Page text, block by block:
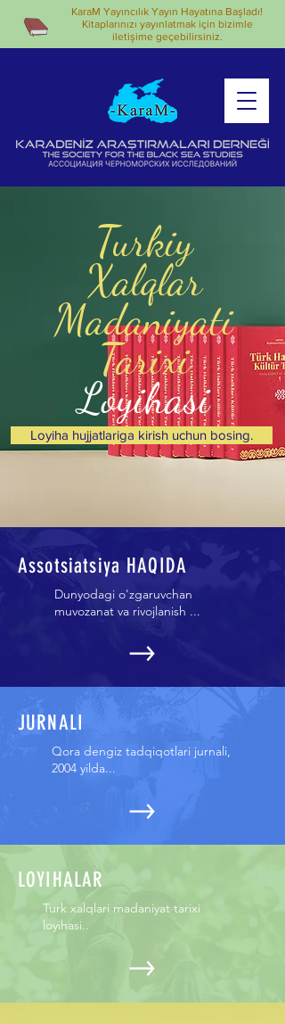
KaraM Yayıncılık Yayın Hayatına Başladı!
Kitaplarınızı yayınlatmak için bizimle
iletişime geçebilirsiniz.
Turkiy
Xalqlar
Madaniyati
Tarixi
Loyihasi
Loyiha hujjatlariga kirish uchun bosing.
Assotsiatsiya HAQIDA
Dunyodagi o'zgaruvchan
muvozanat va rivojlanish ...
JURNALI
Qora dengiz tadqiqotlari jurnali,
2004 yilda...
LOYIHALAR
Turk xalqlari madaniyat tarixi
loyihasi..